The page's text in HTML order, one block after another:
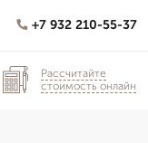
+7 932 210-55-37
Рассчитайте
стоимость онлайн